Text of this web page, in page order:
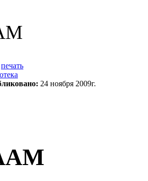
печать
24 ноября 2009г.